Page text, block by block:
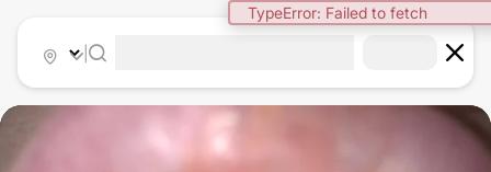
TypeError: Failed to fetch